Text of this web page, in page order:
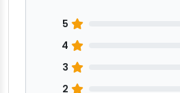
5
4
3
2